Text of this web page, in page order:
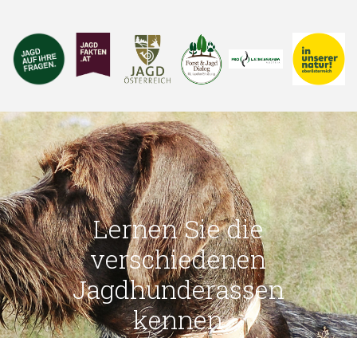
Lernen Sie die
verschiedenen
Jagdhunderassen
kennen